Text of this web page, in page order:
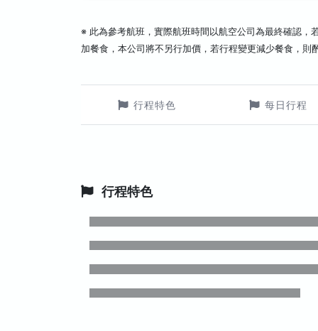
※ 此為參考航班，實際航班時間以航空公司為最終確認，
加餐食，本公司將不另行加價，若行程變更減少餐食，則
行程特色 每日行程
行程特色